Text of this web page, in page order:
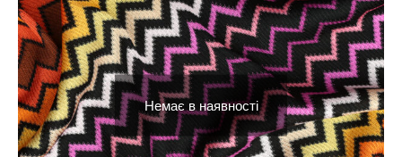
Немає в наявності